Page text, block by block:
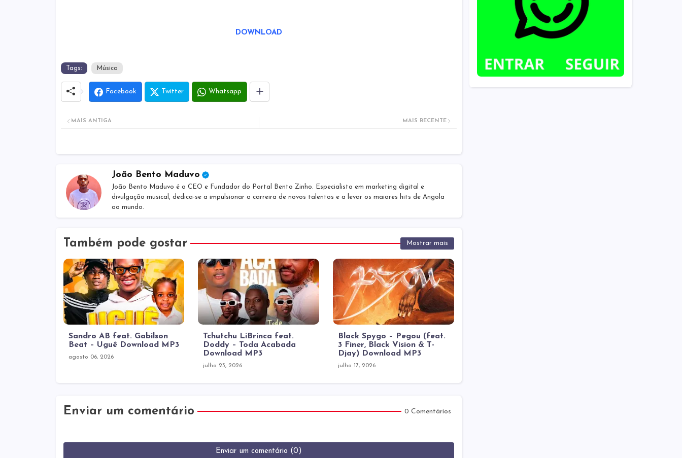
DOWNLOAD
Tags: Música
Facebook Twitter Whatsapp
MAIS RECENTE
MAIS ANTIGA
João Bento Maduvo
João Bento Maduvo é o CEO e Fundador do Portal Bento Zinho. Especialista em marketing digital e
divulgação musical, dedica-se a impulsionar a carreira de novos talentos e a levar os maiores hits de Angola
ao mundo.
Também pode gostar Mostrar mais
Sandro AB feat. Gabilson
Beat – Uguê Download MP3
agosto 06, 2026
Tchutchu LiBrinca feat.
Doddy – Toda Acabada
Download MP3
julho 23, 2026
Black Spygo – Pegou (feat.
3 Finer, Black Vision & T-
Djay) Download MP3
julho 17, 2026
Enviar um comentário 0 Comentários
Enviar um comentário (0)